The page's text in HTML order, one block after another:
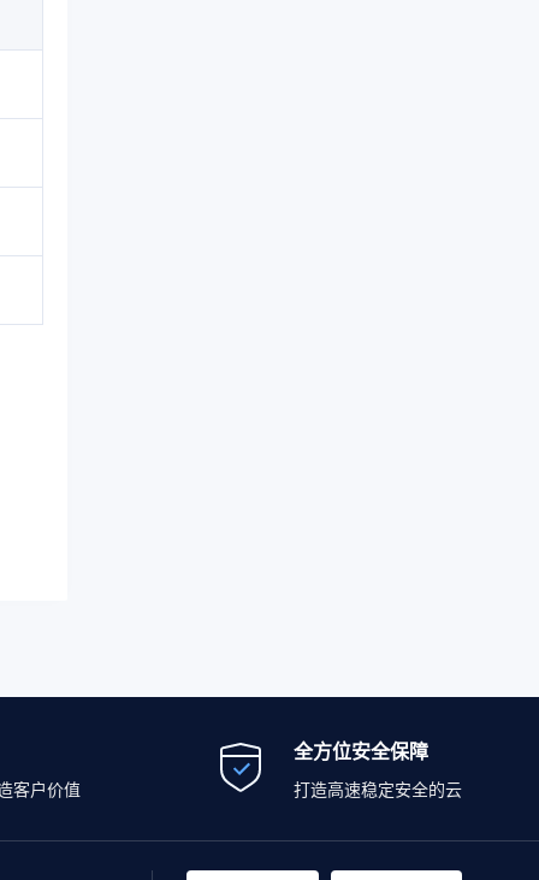
客户价值
全方位安全保障
打造高速稳定安全的云